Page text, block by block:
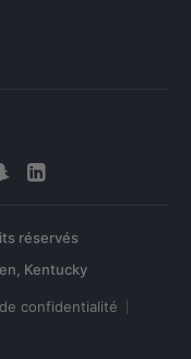
réservés
confidentialité